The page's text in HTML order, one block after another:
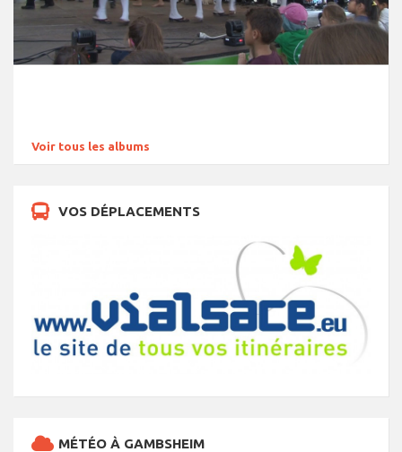
Voir tous les albums
VOS DÉPLACEMENTS
MÉTÉO À GAMBSHEIM